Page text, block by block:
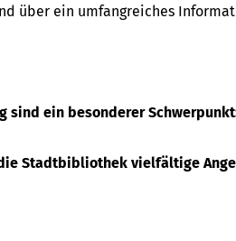
über ein umfangreiches
sind ein besonderer
Stadtbibliothek vielfältige